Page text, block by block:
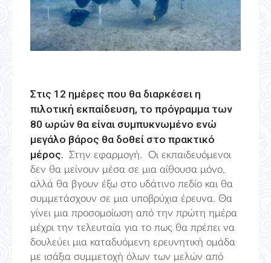
Στις 12 ημέρες που θα διαρκέσει η
πιλοτική εκπαίδευση, το πρόγραμμα των
80 ωρών θα είναι συμπυκνωμένο ενώ
μεγάλο βάρος θα δοθεί στο πρακτικό
μέρος. Στην εφαρμογή. Οι εκπαιδευόμενοι
δεν θα μείνουν μέσα σε μια αίθουσα μόνο,
αλλά θα βγουν έξω στο υδάτινο πεδίο και θα
συμμετάσχουν σε μια υποβρύχια έρευνα. Θα
γίνει μια προσομοίωση από την πρώτη ημέρα
μέχρι την τελευταία για το πως θα πρέπει να
δουλεύει μια καταδυόμενη ερευνητική ομάδα
με ισάξια συμμετοχή όλων των μελών από